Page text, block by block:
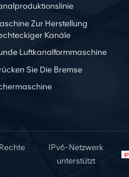
Zur Herstellung
Kanäle
Luftkanalformmaschine
Sie Die Bremse
IPv6-Netzwerk
unterstützt